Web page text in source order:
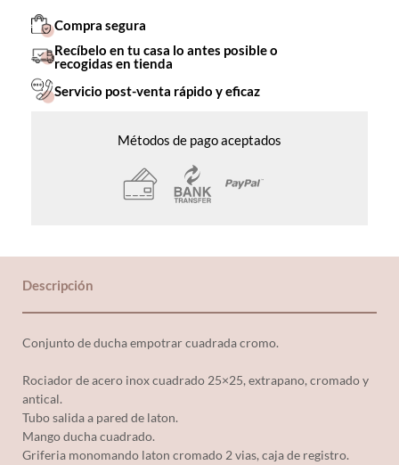
Compra segura
Recíbelo en tu casa lo antes posible o
recogidas en tienda
Servicio post-venta rápido y eficaz
Métodos de pago aceptados
Descripción
Conjunto de ducha empotrar cuadrada cromo.
Rociador de acero inox cuadrado 25×25, extrapano, cromado y
antical.
Tubo salida a pared de laton.
Mango ducha cuadrado.
Griferia monomando laton cromado 2 vias, caja de registro.